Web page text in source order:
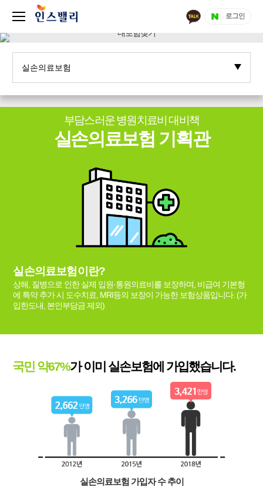
로그인
부담스러운 병원치료비 대비책
실손의료보험 기획관
실손의료보험이란?
상해, 질병으로 인한 실제 입원·통원의료비를 보장하며, 비급여 기본형
에 특약 추가 시 도수치료, MRI등의 보장이 가능한 보험상품입니다. (가
입한도내, 본인부담금 제외)
국민 약67%가 이미 실손보험에 가입했습니다.
실손의료보험 가입자 수 추이